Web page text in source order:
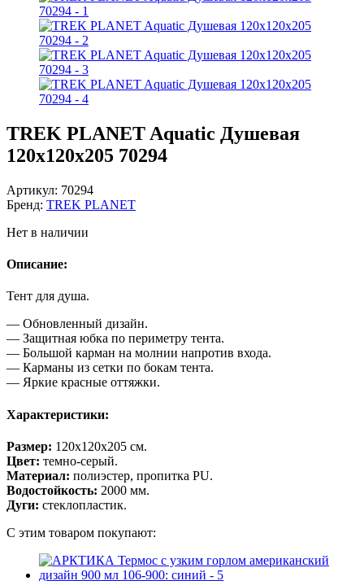
TREK PLANET Aquatic Душевая
120х120х205 70294
Артикул: 70294
Бренд: TREK PLANET
Нет в наличии
Описание:
Тент для душа.
— Обновленный дизайн.
— Защитная юбка по периметру тента.
— Большой карман на молнии напротив входа.
— Карманы из сетки по бокам тента.
— Яркие красные оттяжки.
Характеристики:
Размер: 120х120х205 см.
Цвет: темно-серый.
Материал: полиэстер, пропитка PU.
Водостойкость: 2000 мм.
Дуги: стеклопластик.
С этим товаром покупают: